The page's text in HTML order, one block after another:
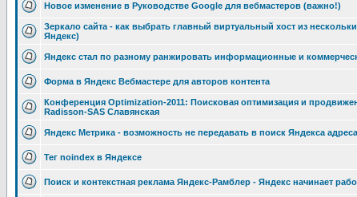
Новое изменение в Руководстве Google для вебмастеров (важно!)
Зеркало сайта - как выбрать главный виртуальный хост из
Яндекс)
Яндекс стал по разному ранжировать информационные и
Форма в Яндекс Вебмастере для авторов контента
Конференция Optimization-2011: Поисковая оптимизация и
Radisson-SAS Славянская
Яндекс Метрика - возможность не передавать в поиск Яндекса
Тег noindex в Яндексе
Поиск и контекстная реклама Яндекс-Рамблер - Яндекс начинает